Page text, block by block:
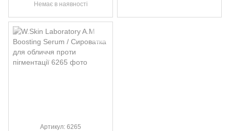
Немає в наявності
Артикул: 6265